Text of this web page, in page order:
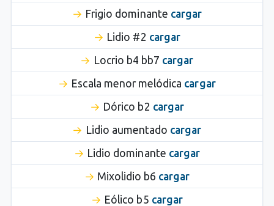
Frigio dominante cargar
Lidio #2 cargar
Locrio b4 bb7 cargar
Escala menor melódica cargar
Dórico b2 cargar
Lidio aumentado cargar
Lidio dominante cargar
Mixolidio b6 cargar
Eólico b5 cargar